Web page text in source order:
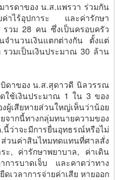
ดาของ น.ส.แพรวา ร่วมกัน
าไร้อุปการะ และค่ารักษา
วม 28 คน ซึ่งเป็นครอบครัว
ำนวนเงินแตกต่างกัน ตั้งแต่
วมเป็นเงินประมาณ 30 ล้าน
าของ น.ส.สุดาวดี นิลวรรณ
ใช้เงินประมาณ 1 ใน 3 ของ
ผู้เสียหายส่วนใหญ่เห็นว่าน้อย
ากนี้ทางกลุ่มทนายความของ
ว่าจะมีการยื่นอุทธรณ์หรือไม่
วนค่าสินไหมทดแทนที่ศาลสั่ง
ะ, ค่ารักษาพยาบาล, ค่าเดิน
ารบาดเจ็บ และคาดว่าทาง
เวลาการจ่ายค่าเสีย หายออก